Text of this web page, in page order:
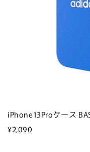
iPhone13Proケース
¥2,090